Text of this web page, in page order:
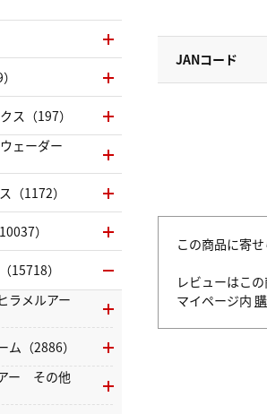
JANコード
この商品に寄
レビューはこ
マイページ内
ス（197）
ェーダー
（1172）
）
15718）
ラメルアー
ム（2886）
ー その他